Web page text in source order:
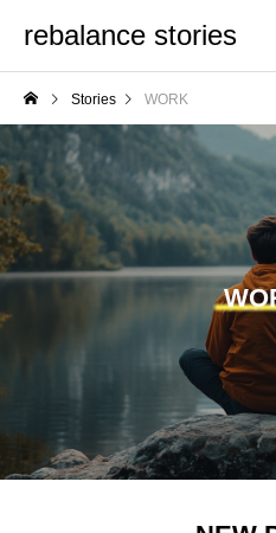
頑張らない、自然に整える日々を
NEW POST
HERBS
レモンバーム（メリッ
サ）完全ガイド：蜂蜜
の香りと呼ばれるハー
ブの驚くべき効能
rebalance stories
Stories WORK